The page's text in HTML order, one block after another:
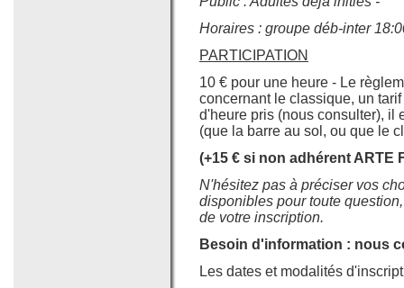
Horaires : groupe déb-inter
PARTICIPATION
10 € pour une heure - Le
concernant le classique, un
d'heure pris (nous consulter), il
(que la barre au sol, ou que le
(+15 € si non adhérent ARTE
N'hésitez pas à préciser vos
disponibles pour toute
de votre inscription.
Besoin d'information : nous
Les dates et modalités